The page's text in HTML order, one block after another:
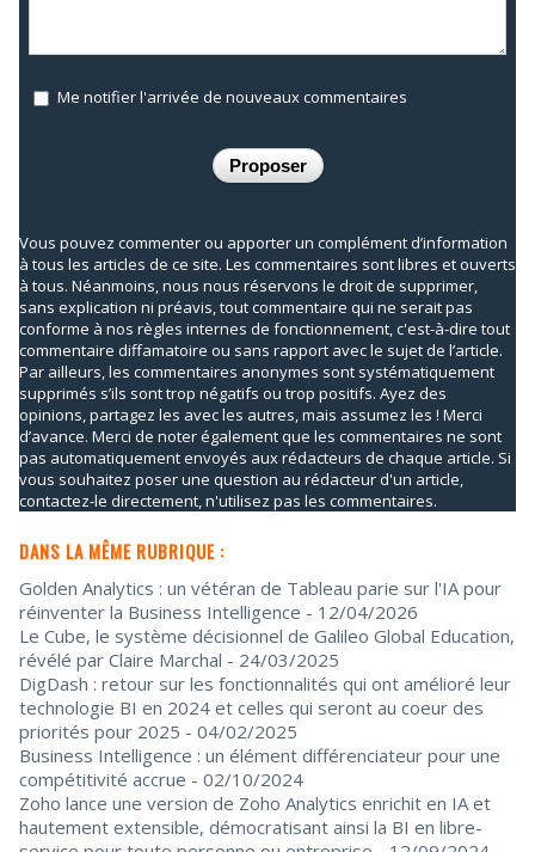
Me notifier l'arrivée de nouveaux commentaires
Vous pouvez commenter ou apporter un complément d’information
à tous les articles de ce site. Les commentaires sont libres et ouverts
à tous. Néanmoins, nous nous réservons le droit de supprimer,
sans explication ni préavis, tout commentaire qui ne serait pas
conforme à nos règles internes de fonctionnement, c'est-à-dire tout
commentaire diffamatoire ou sans rapport avec le sujet de l’article.
Par ailleurs, les commentaires anonymes sont systématiquement
supprimés s’ils sont trop négatifs ou trop positifs. Ayez des
opinions, partagez les avec les autres, mais assumez les ! Merci
d’avance. Merci de noter également que les commentaires ne sont
pas automatiquement envoyés aux rédacteurs de chaque article. Si
vous souhaitez poser une question au rédacteur d'un article,
contactez-le directement, n'utilisez pas les commentaires.
DANS LA MÊME RUBRIQUE :
Golden Analytics : un vétéran de Tableau parie sur l'IA pour
réinventer la Business Intelligence - 12/04/2026
Le Cube, le système décisionnel de Galileo Global Education,
révélé par Claire Marchal - 24/03/2025
DigDash : retour sur les fonctionnalités qui ont amélioré leur
technologie BI en 2024 et celles qui seront au coeur des
priorités pour 2025 - 04/02/2025
Business Intelligence : un élément différenciateur pour une
compétitivité accrue - 02/10/2024
Zoho lance une version de Zoho Analytics enrichit en IA et
hautement extensible, démocratisant ainsi la BI en libre-